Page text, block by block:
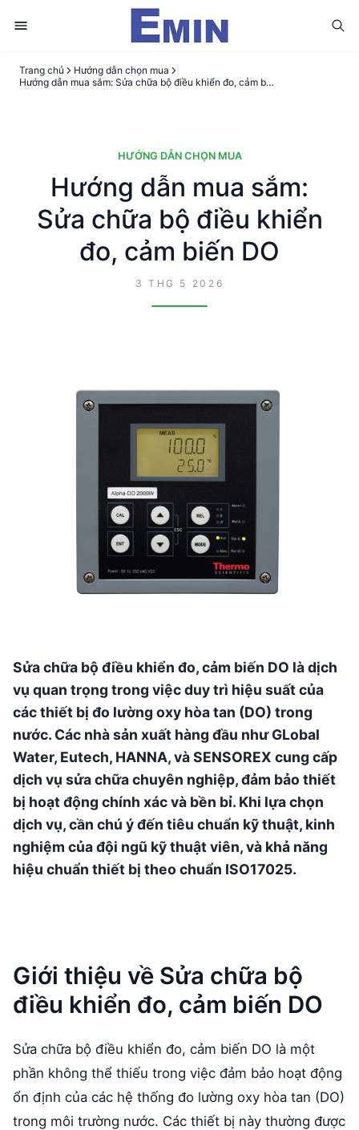
Trang chủ
Hướng dẫn chọn mua
Hướng dẫn mua sắm: Sửa chữa bộ điều khiển đo, cảm biến DO
HƯỚNG DẪN CHỌN MUA
Hướng dẫn mua sắm:
Sửa chữa bộ điều khiển
đo, cảm biến DO
3 THG 5 2026
Sửa chữa bộ điều khiển đo, cảm biến DO là dịch
vụ quan trọng trong việc duy trì hiệu suất của
các thiết bị đo lường oxy hòa tan (DO) trong
nước. Các nhà sản xuất hàng đầu như GLobal
Water, Eutech, HANNA, và SENSOREX cung cấp
dịch vụ sửa chữa chuyên nghiệp, đảm bảo thiết
bị hoạt động chính xác và bền bỉ. Khi lựa chọn
dịch vụ, cần chú ý đến tiêu chuẩn kỹ thuật, kinh
nghiệm của đội ngũ kỹ thuật viên, và khả năng
hiệu chuẩn thiết bị theo chuẩn ISO17025.
Giới thiệu về Sửa chữa bộ
điều khiển đo, cảm biến DO
Sửa chữa bộ điều khiển đo, cảm biến DO là một
phần không thể thiếu trong việc đảm bảo hoạt động
ổn định của các hệ thống đo lường oxy hòa tan (DO)
trong môi trường nước. Các thiết bị này thường được